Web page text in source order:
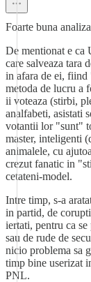
Foarte buna
De mentionat e ca
care salveaza tara
in afara de ei,
metoda de lucru a
ii voteaza (stirbi,
analfabeti, asistati
votantii lor "sunt"
master, inteligenti
animalele, cu
crezut fanatic in
cetateni-model.
Intre timp, s-a
in partid, de
iertati, pentru ca
sau de rude de
nicio problema sa
timp bine userizat
PNL.